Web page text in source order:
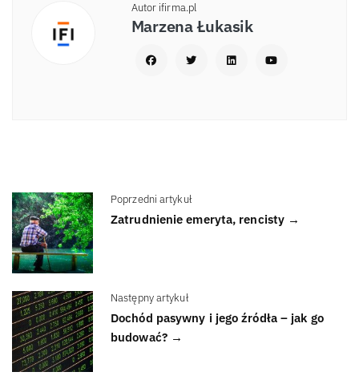
Autor ifirma.pl
Marzena Łukasik
Poprzedni artykuł
Zatrudnienie emeryta, rencisty →
Następny artykuł
Dochód pasywny i jego źródła – jak go
budować? →